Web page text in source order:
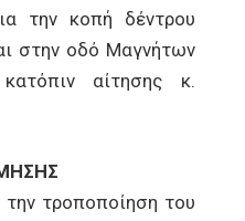
την κοπή δέντρου
στην οδό Μαγνήτων
αίτησης κ.
τροποποίηση του